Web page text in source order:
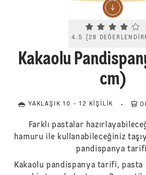
Current
4.5 [28
Kakaolu
cm)
YAKLAŞIK 10 - 12 KIŞILIK
Farklı pastalar
hamuru ile kullanabileceğiniz
pandispanya
Kakaolu pandispanya tarifi, pasta